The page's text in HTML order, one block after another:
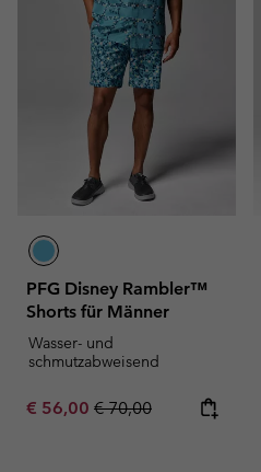
PFG Disney Rambler™
Shorts für Männer
Wasser- und
schmutzabweisend
Sale price:
€ 56,00 Regular price:
€ 70,00